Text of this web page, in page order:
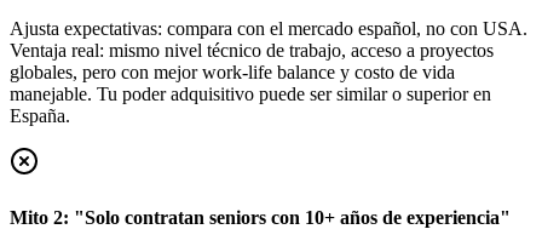
Ajusta expectativas: compara con el mercado español, no con USA.
Ventaja real: mismo nivel técnico de trabajo, acceso a proyectos
globales, pero con mejor work-life balance y costo de vida
manejable. Tu poder adquisitivo puede ser similar o superior en
España.
Mito 2: "Solo contratan seniors con 10+ años de experiencia"